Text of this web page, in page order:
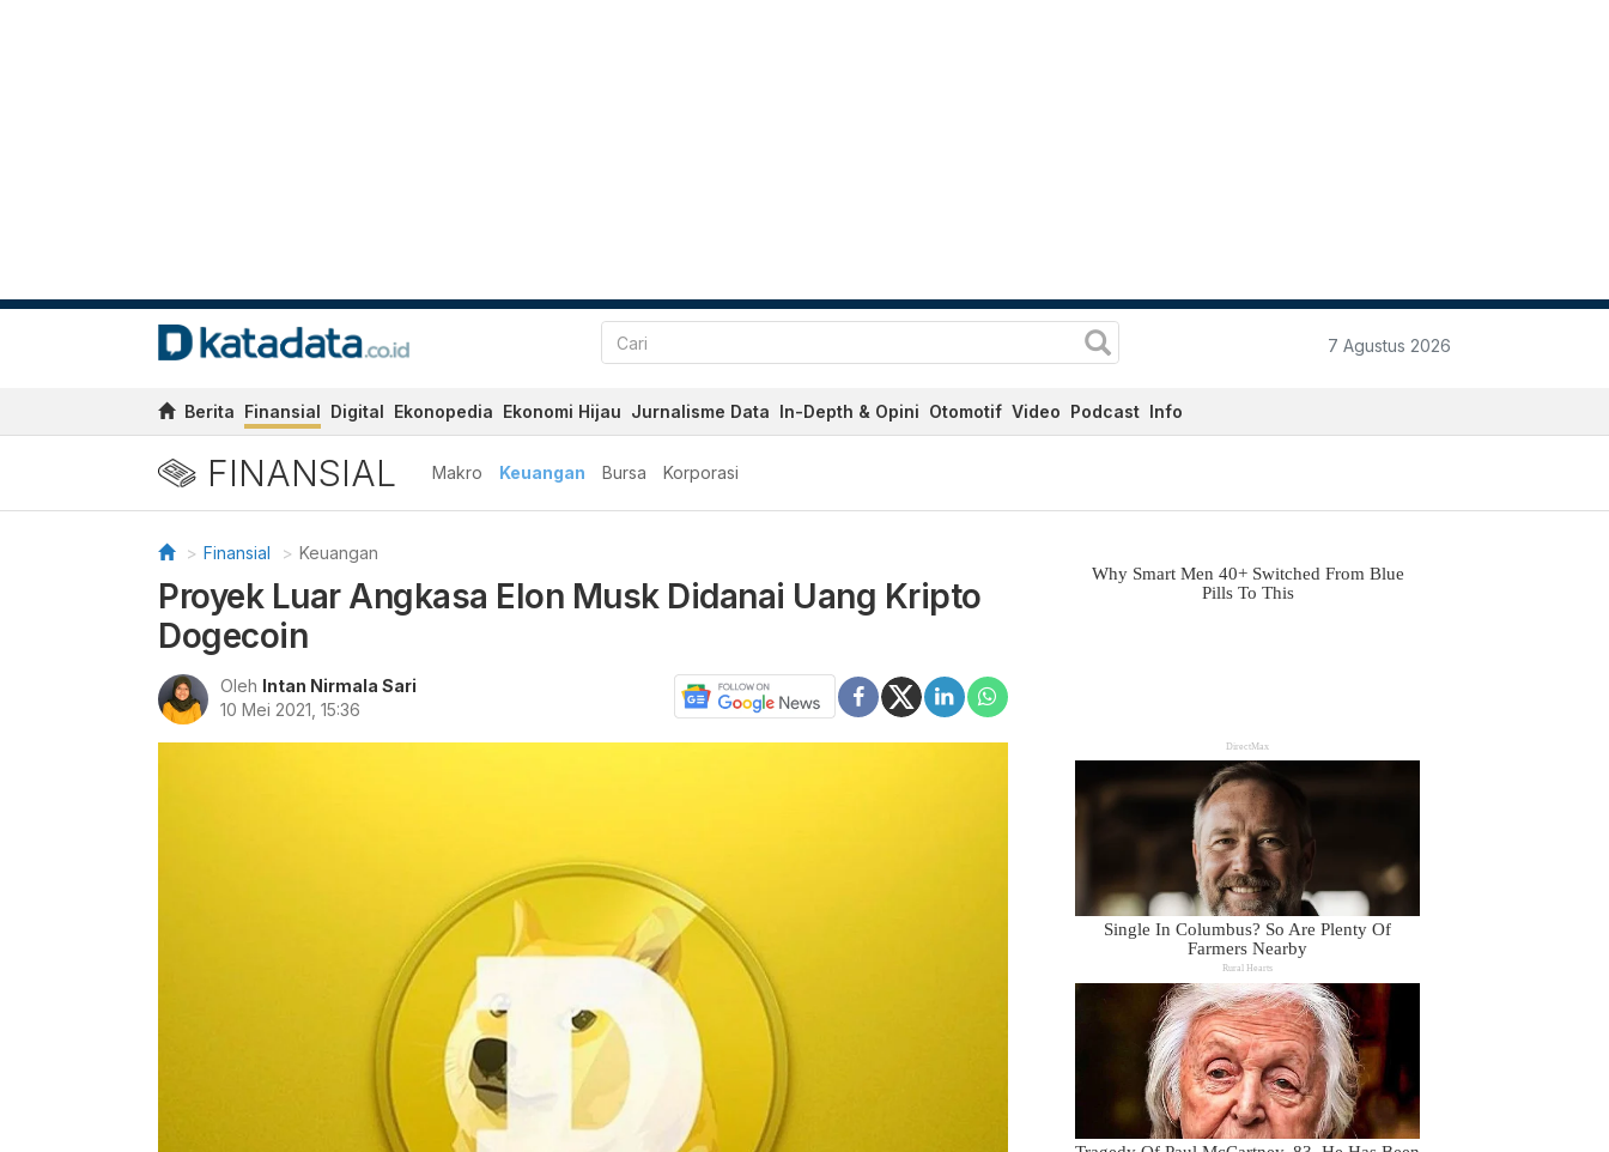
7 Agustus 2026
Berita Finansial Digital Ekonopedia Ekonomi Hijau Jurnalisme Data In-Depth & Opini Otomotif Video Podcast Info
FINANSIAL Makro Keuangan Bursa Korporasi
Finansial Keuangan
Proyek Luar Angkasa Elon Musk Didanai Uang Kripto
Dogecoin
Oleh Intan Nirmala Sari
10 Mei 2021, 15:36